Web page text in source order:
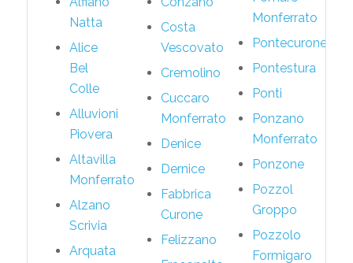
Natta
Alice
Bel
Colle
Alluvioni
Piovera
Altavilla
Monferrato
Alzano
Scrivia
Arquata
Costa
Vescovato
Cremolino
Cuccaro
Monferrato
Denice
Dernice
Fabbrica
Curone
Felizzano
Monferrato
Pontecurone
Pontestura
Ponti
Ponzano
Monferrato
Ponzone
Pozzol
Groppo
Pozzolo
Formigaro